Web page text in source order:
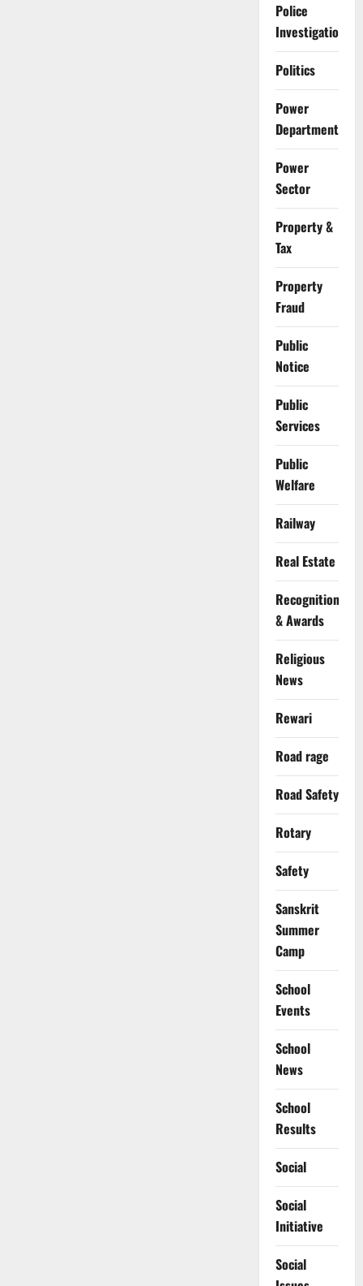
Police
Investigation
Politics
Power
Department
Power
Sector
Property &
Tax
Property
Fraud
Public
Notice
Public
Services
Public
Welfare
Railway
Real Estate
Recognition
& Awards
Religious
News
Rewari
Road rage
Road Safety
Rotary
Safety
Sanskrit
Summer
Camp
School
Events
School
News
School
Results
Social
Social
Initiative
Social